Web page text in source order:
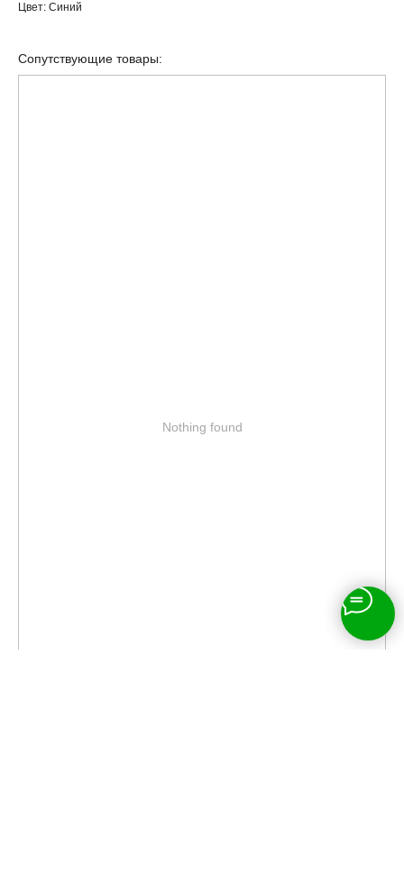
Цвет: Синий
Сопутствующие товары:
Nothing found